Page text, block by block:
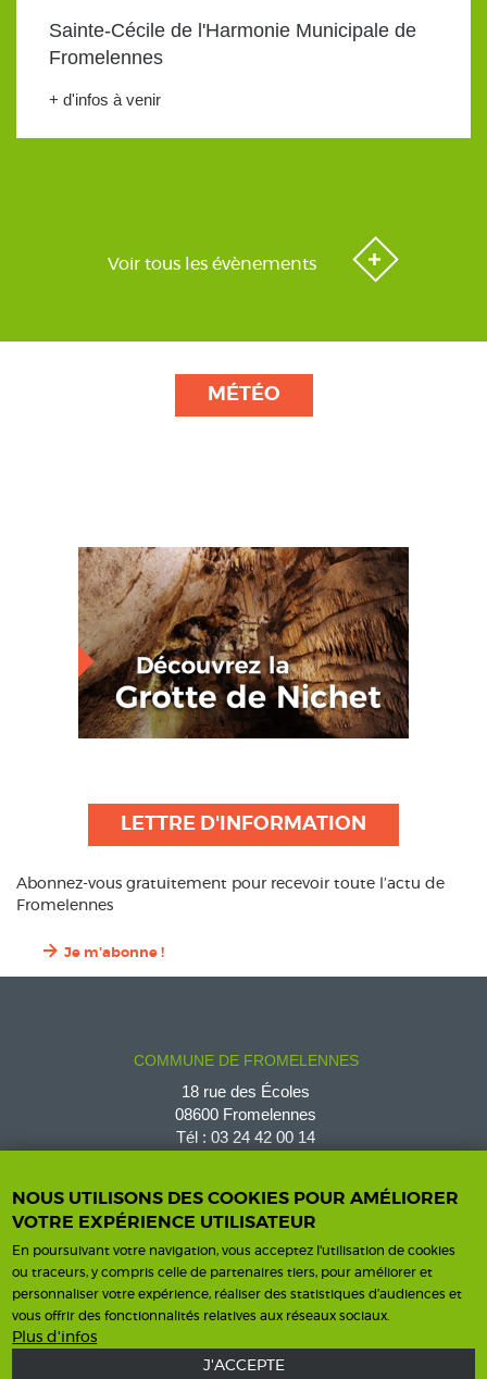
Sainte-Cécile de l'Harmonie Municipale de
Fromelennes
+ d'infos à venir
Voir tous les évènements
MÉTÉO
LETTRE D'INFORMATION
Abonnez-vous gratuitement pour recevoir toute l’actu de
Fromelennes
Je m'abonne !
COMMUNE DE FROMELENNES
18 rue des Écoles
08600 Fromelennes
Tél : 03 24 42 00 14
Contact
Horaires
Horaires d'ouverture
NOUS UTILISONS DES COOKIES POUR AMÉLIORER
VOTRE EXPÉRIENCE UTILISATEUR
En poursuivant votre navigation, vous acceptez l'utilisation de cookies
ou traceurs, y compris celle de partenaires tiers, pour améliorer et
personnaliser votre expérience, réaliser des statistiques d’audiences et
vous offrir des fonctionnalités relatives aux réseaux sociaux.
Plus d'infos
J'ACCEPTE